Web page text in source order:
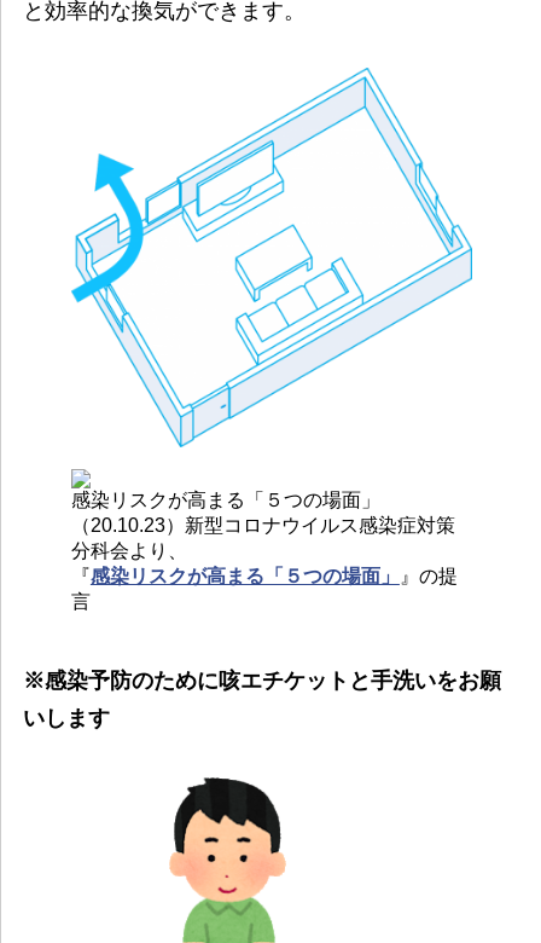
と効率的な換気ができます。
感染リスクが高まる「５つの場面」
（20.10.23）新型コロナウイルス感染症対策
分科会より、
『感染リスクが高まる「５つの場面」
』の提
言
※感染予防のために咳エチケットと手洗いをお願
いします